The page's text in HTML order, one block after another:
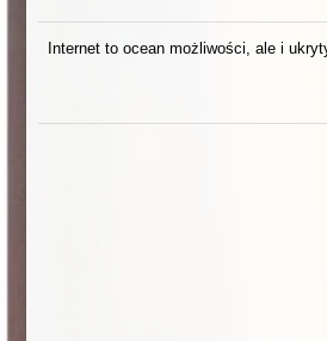
Internet to ocean możliwości, ale i